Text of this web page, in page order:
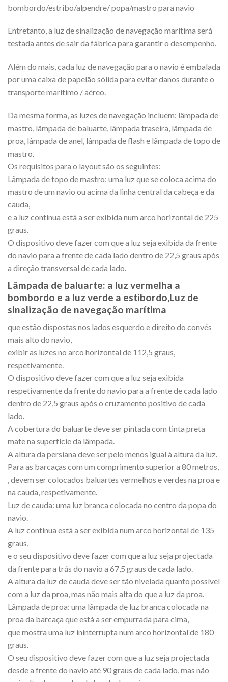
bombordo/estribo/alpendre/ popa/mastro para navio
Entretanto, a luz de sinalização de navegação marítima será
testada antes de sair da fábrica para garantir o desempenho.
Além do mais, cada luz de navegação para o navio é embalada
por uma caixa de papelão sólida para evitar danos durante o
transporte marítimo / aéreo.
Da mesma forma, as luzes de navegação incluem: lâmpada de
mastro, lâmpada de baluarte, lâmpada traseira, lâmpada de
proa, lâmpada de anel, lâmpada de flash e lâmpada de topo de
mastro.
Os requisitos para o layout são os seguintes:
Lâmpada de topo de mastro: uma luz que se coloca acima do
mastro de um navio ou acima da linha central da cabeça e da
cauda,
e a luz contínua está a ser exibida num arco horizontal de 225
graus.
O dispositivo deve fazer com que a luz seja exibida da frente
do navio para a frente de cada lado dentro de 22,5 graus após
a direção transversal de cada lado.
Lâmpada de baluarte: a luz vermelha a
bombordo e a luz verde a estibordo,Luz de
sinalização de navegação marítima
que estão dispostas nos lados esquerdo e direito do convés
mais alto do navio,
exibir as luzes no arco horizontal de 112,5 graus,
respetivamente.
O dispositivo deve fazer com que a luz seja exibida
respetivamente da frente do navio para a frente de cada lado
dentro de 22,5 graus após o cruzamento positivo de cada
lado.
A cobertura do baluarte deve ser pintada com tinta preta
mate na superfície da lâmpada.
A altura da persiana deve ser pelo menos igual à altura da luz.
Para as barcaças com um comprimento superior a 80 metros,
, devem ser colocados baluartes vermelhos e verdes na proa e
na cauda, respetivamente.
Luz de cauda: uma luz branca colocada no centro da popa do
navio.
A luz contínua está a ser exibida num arco horizontal de 135
graus,
e o seu dispositivo deve fazer com que a luz seja projectada
da frente para trás do navio a 67,5 graus de cada lado.
A altura da luz de cauda deve ser tão nivelada quanto possível
com a luz da proa, mas não mais alta do que a luz da proa.
Lâmpada de proa: uma lâmpada de luz branca colocada na
proa da barcaça que está a ser empurrada para cima,
que mostra uma luz ininterrupta num arco horizontal de 180
graus.
O seu dispositivo deve fazer com que a luz seja projectada
desde a frente do navio até 90 graus de cada lado, mas não